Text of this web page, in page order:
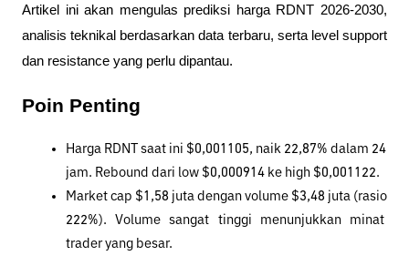
Artikel ini akan mengulas prediksi harga RDNT 2026-2030,
analisis teknikal berdasarkan data terbaru, serta level support
dan resistance yang perlu dipantau.
Poin Penting
Harga RDNT saat ini $0,001105, naik 22,87% dalam 24
jam. Rebound dari low $0,000914 ke high $0,001122.
Market cap $1,58 juta dengan volume $3,48 juta (rasio
222%). Volume sangat tinggi menunjukkan minat
trader yang besar.